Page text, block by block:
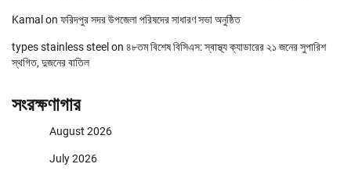
Kamal on ফরিদপুর সদর উপজেলা পরিষদের সাধারণ সভা অনুষ্ঠিত
types stainless steel on ৪৮তম বিশেষ বিসিএস: স্বাস্থ্য ক্যাডারের ২১ জনের সুপারিশ
স্থগিত, দুজনের বাতিল
সংরক্ষণাগার
August 2026
July 2026